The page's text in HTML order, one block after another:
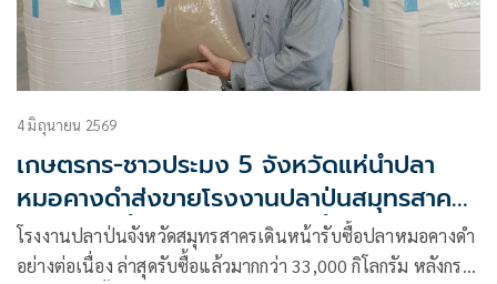
4 มิถุนายน 2569
เกษตรกร-ชาวประมง 5 จังหวัดแห่นำปลา
หมอคางดำส่งขายโรงงานปลาป่นสมุทรสาคร
โรงงานรับซื้อทุกวัน จำนวนไม่อั้น กก.ละ 10
บาท
โรงงานปลาป่นจังหวัดสมุทรสาครเดินหน้ารับซื้อปลาหมอคางดำ
อย่างต่อเนื่อง ล่าสุดรับซื้อแล้วมากกว่า 33,000 กิโลกรัม หลังกรม